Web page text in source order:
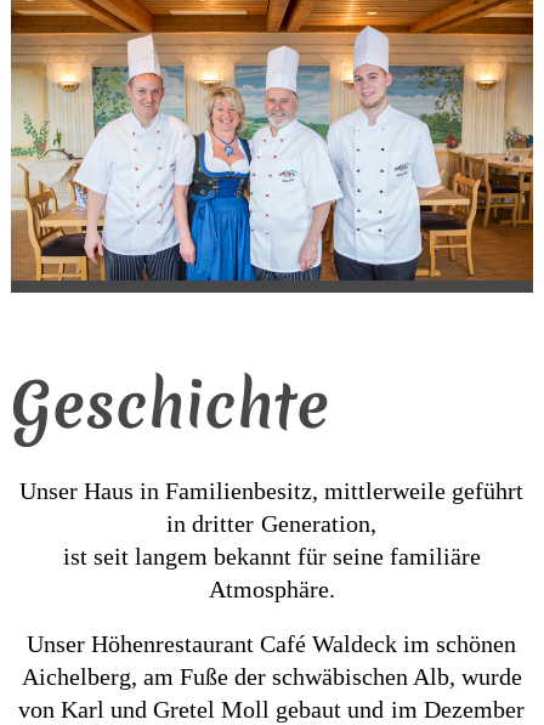
Geschichte
Unser Haus in Familienbesitz, mittlerweile geführt
in dritter Generation,
ist seit langem bekannt für seine familiäre
Atmosphäre.
Unser Höhenrestaurant Café Waldeck im schönen
Aichelberg, am Fuße der schwäbischen Alb, wurde
von Karl und Gretel Moll gebaut und im Dezember